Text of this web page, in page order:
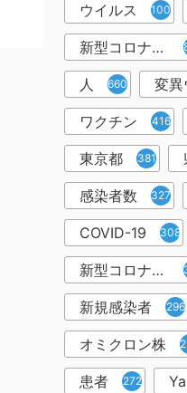
ウイルス 1001
新型コロナウイルス感染
人 660 変異
ワクチン 416
東京都 381
感染者数 327
COVID-19 308
新型コロナウィルス感染症
新規感染者 296
オミクロン株
患者 272